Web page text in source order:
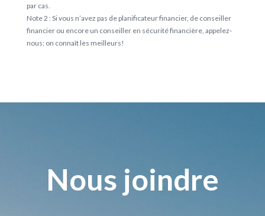
par cas.
Note 2 : Si vous n’avez pas de planificateur financier, de conseiller
financier ou encore un conseiller en sécurité financière, appelez-
nous; on connaît les meilleurs!
Nous joindre